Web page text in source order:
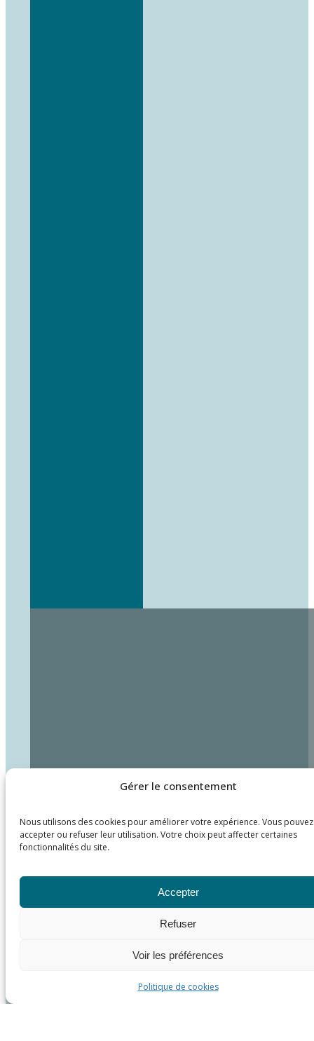
Gérer le consentement
Nous utilisons des cookies pour améliorer votre expérience. Vous pouvez
accepter ou refuser leur utilisation. Votre choix peut affecter certaines
fonctionnalités du site.
Accepter
Refuser
Voir les préférences
Politique de cookies